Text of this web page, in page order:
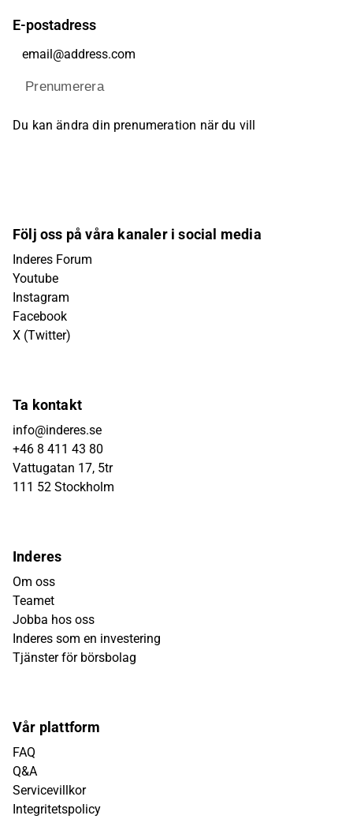
E-postadress
Prenumerera
Du kan ändra din prenumeration när du vill
Följ oss på våra kanaler i social media
Inderes Forum
Youtube
Instagram
Facebook
X (Twitter)
Ta kontakt
info@inderes.se
+46 8 411 43 80
Vattugatan 17, 5tr
111 52 Stockholm
Inderes
Om oss
Teamet
Jobba hos oss
Inderes som en investering
Tjänster för börsbolag
Vår plattform
FAQ
Q&A
Servicevillkor
Integritetspolicy